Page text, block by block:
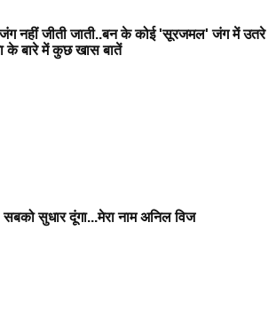
नहीं जीती जाती..बन के कोई 'सूरजमल' जंग में उतरे
के बारे में कुछ खास बातें
सुधार दूंगा...मेरा नाम अनिल विज